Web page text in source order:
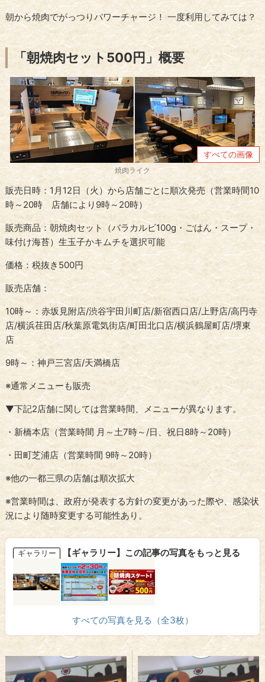
朝から焼肉でがっつりパワーチャージ！ 一度利用してみては？
「朝焼肉セット500円」概要
すべての画像
焼肉ライク
販売日時：1月12日（火）から店舗ごとに順次発売（営業時間10
時～20時 店舗により9時～20時）
販売商品：朝焼肉セット（バラカルビ100g・ごはん・スープ・
味付け海苔）生玉子かキムチを選択可能
価格：税抜き500円
販売店舗：
10時～：赤坂見附店/渋谷宇田川町店/新宿西口店/上野店/高円寺
店/横浜荏田店/秋葉原電気街店/町田北口店/横浜鶴屋町店/堺東
店
9時～：神戸三宮店/天満橋店
※通常メニューも販売
▼下記2店舗に関しては営業時間、メニューが異なります。
・新橋本店（営業時間 月～土7時～/日、祝日8時～20時）
・田町芝浦店（営業時間 9時～20時）
※他の一都三県の店舗は順次拡大
※営業時間は、政府が発表する方針の変更があった際や、感染状
況により随時変更する可能性あり。
ギャラリー 【ギャラリー】この記事の写真をもっと見る
すべての写真を見る（全3枚）